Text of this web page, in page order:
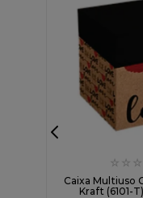
☆ ☆ ☆
Caixa Multiuso
Kraft (6101-